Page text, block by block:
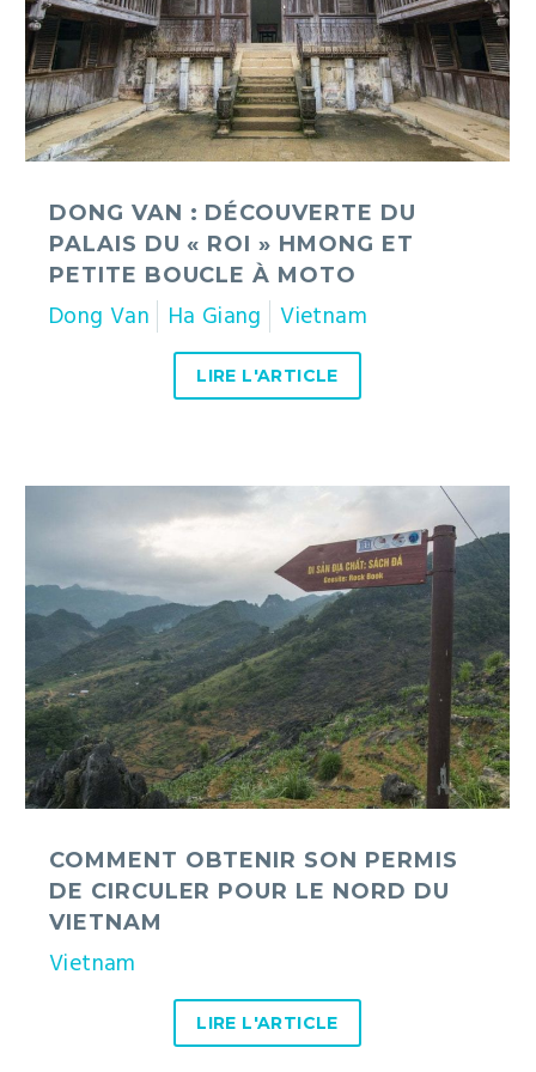
du
« roi »
Hmong
et
petite
moto
DONG VAN : DÉCOUVERTE DU
PALAIS DU « ROI » HMONG ET
PETITE BOUCLE À MOTO
Dong Van Ha Giang Vietnam
LIRE L'ARTICLE
son
permis
de
circuler
pour
le
nord
du
Vietnam
COMMENT OBTENIR SON PERMIS
DE CIRCULER POUR LE NORD DU
VIETNAM
Vietnam
LIRE L'ARTICLE